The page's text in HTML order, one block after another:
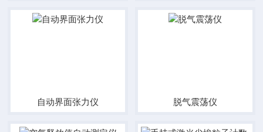
自动界面张力仪 脱气震荡仪